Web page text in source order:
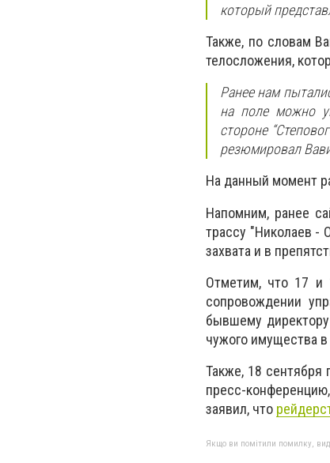
который
Также, по словам
телосложения,
Ранее нам
на поле можно
стороне
резюмировал
На данный момент
Напомним, ранее
трассу "Николаев -
захвата и в
Отметим, что 17 и
сопровождении
бывшему
чужого имущества
Также, 18 сентября
пресс-
заявил, что
Якщо ви помітили помилку,